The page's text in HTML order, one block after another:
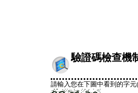
驗證碼檢查機
請輸入您在下圖中看到的字